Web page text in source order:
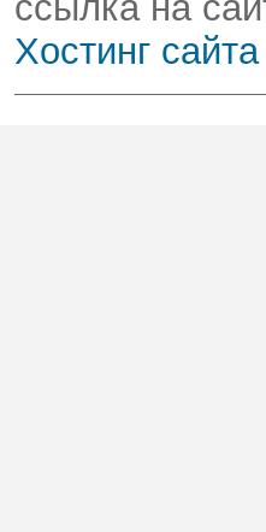
Хостинг